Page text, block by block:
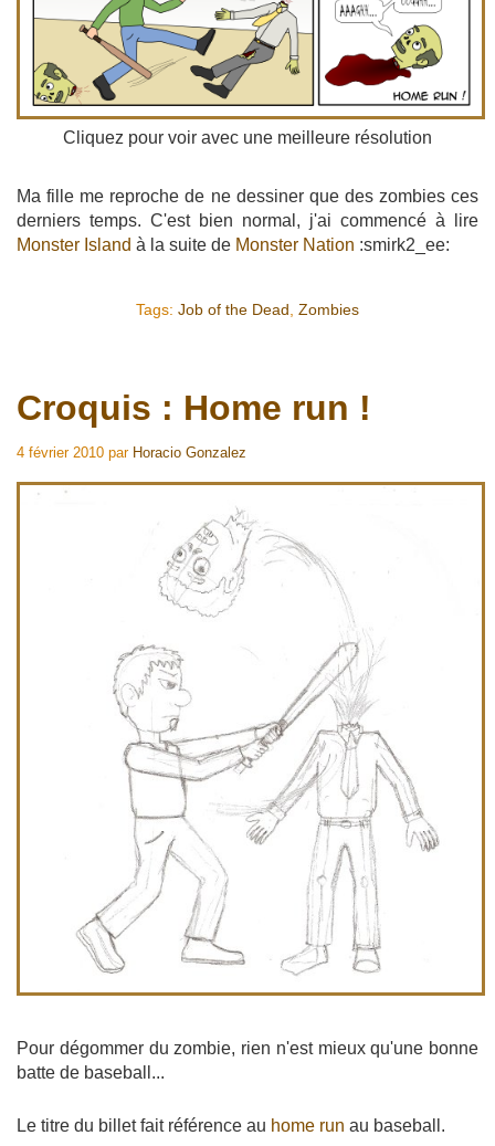
Cliquez pour voir avec une meilleure résolution
Ma fille me reproche de ne dessiner que des zombies ces
derniers temps. C'est bien normal, j'ai commencé à lire
Monster Island à la suite de Monster Nation :smirk2_ee:
Tags: Job of the Dead Zombies
Croquis : Home run !
4 février 2010 par Horacio Gonzalez
Pour dégommer du zombie, rien n'est mieux qu'une bonne
batte de baseball...
Le titre du billet fait référence au home run au baseball.